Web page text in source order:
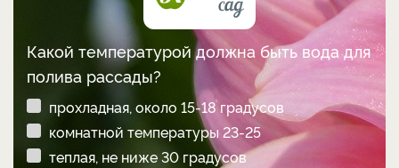
Какой температурой должна быть вода для
полива рассады?
прохладная, около 15-18 градусов
комнатной температуры 23-25
теплая, не ниже 30 градусов